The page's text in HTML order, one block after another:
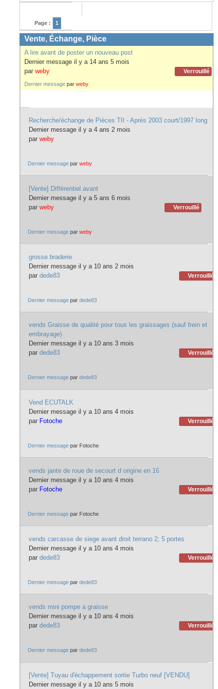
Page : 1
Vente, Échange, Pièce
A lire avant de poster un nouveau post
Dernier message il y a 14 ans 5 mois
par weby Verrouillé
Dernier message par weby
Recherche/échange de Pièces TII - Après 2003 court/1997 long
Dernier message il y a 4 ans 2 mois
par weby
Dernier message parweby
[Vente] Différentiel avant
Dernier message il y a 5 ans 6 mois
par weby Verrouillé
Dernier message parweby
grosse braderie
Dernier message il y a 10 ans 2 mois
par dede83 Verrouillé
Dernier message pardede83
vends Graisse de qualité pour tous les graissages (sauf frein et
embrayage)
Dernier message il y a 10 ans 3 mois
par dede83 Verrouillé
Dernier message pardede83
Vend ECUTALK
Dernier message il y a 10 ans 4 mois
par Fotoche Verrouillé
Dernier message par Fotoche
vends jante de roue de secourt d origine en 16
Dernier message il y a 10 ans 4 mois
par Fotoche Verrouillé
Dernier message par Fotoche
vends carcasse de siege avant droit terrano 2; 5 portes
Dernier message il y a 10 ans 4 mois
par dede83 Verrouillé
Dernier message pardede83
vends mini pompe a graisse
Dernier message il y a 10 ans 4 mois
par dede83 Verrouillé
Dernier message pardede83
[Vente] Tuyau d'échappement sortie Turbo neuf [VENDU]
Dernier message il y a 10 ans 5 mois